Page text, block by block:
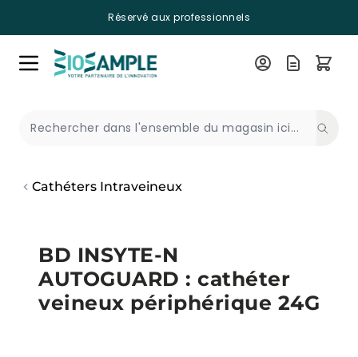
Réservé aux professionnels
Cathéters Intraveineux
BD INSYTE-N
AUTOGUARD : cathéter
veineux périphérique 24G